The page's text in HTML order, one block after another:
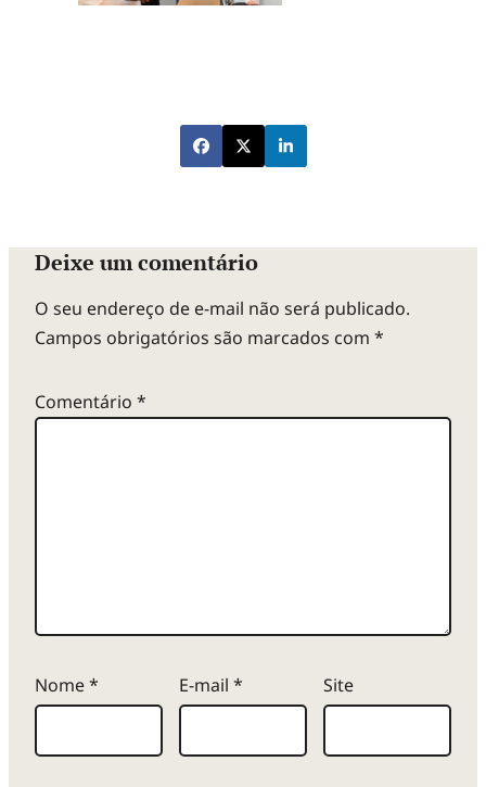
Deixe um comentário
O seu endereço de e-mail não será publicado.
Campos obrigatórios são marcados com *
Comentário *
Nome* E-mail * Site